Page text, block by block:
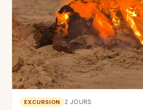
EXCURSION 2 JOURS